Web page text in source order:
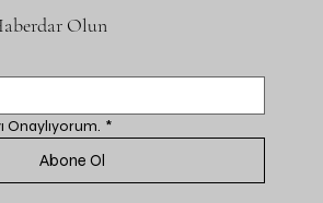
Olun
Onaylıyorum. *
Abone Ol